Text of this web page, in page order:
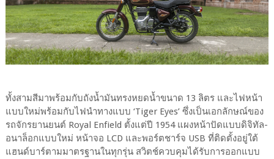
ทั้งสามสีมาพร้อมกับถังน้ำมันทรงหยดน้ำขนาด 13 ลิตร และไฟหน้า
แบบใหม่พร้อมกับไฟนำทางแบบ ‘Tiger Eyes’ ซึ่งเป็นเอกลักษณ์ของ
รถจักรยานยนต์ Royal Enfield ตั้งแต่ปี 1954 แผงหน้าปัดแบบดิจิทัล-
อนาล็อกแบบใหม่ หน้าจอ LCD และพอร์ตชาร์จ USB ที่ติดตั้งอยู่ใต้
แฮนด์บาร์ตามมาตรฐานในทุกรุ่น สวิตช์ควบคุมได้รับการออกแบบ